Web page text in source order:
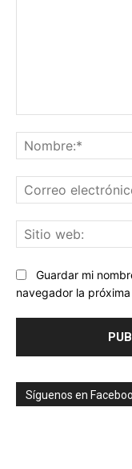
Guardar mi
navegador la
Síguenos en